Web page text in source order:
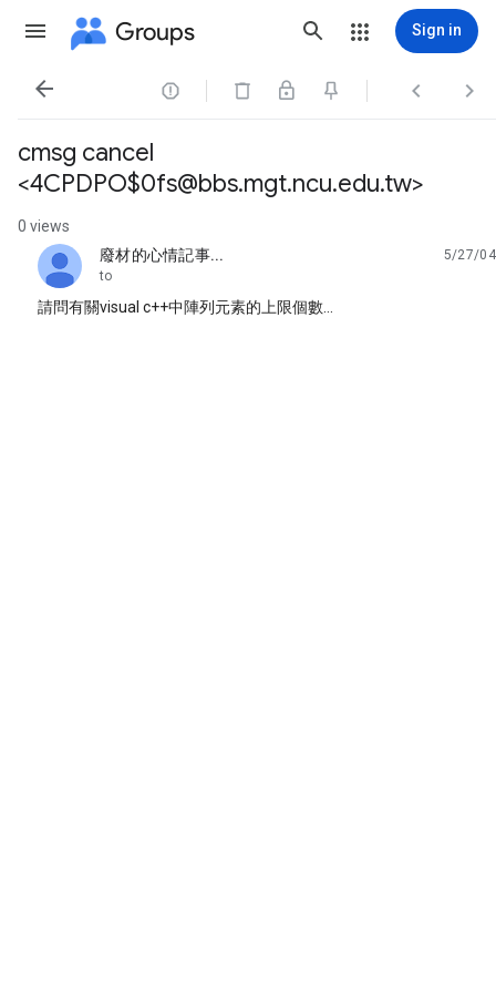
Groups Sign in
   
cmsg cancel
<4CPDPO$0fs@bbs.mgt.ncu.edu.tw>
0 views
廢材的心情記事...
unread,
5/27/04
to
請問有關visual c++中陣列元素的上限個數...